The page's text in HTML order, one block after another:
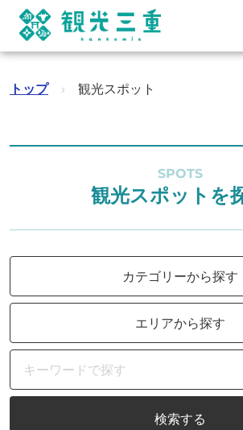
トップ › 観光スポット
SPOTS
観光スポットを
カテゴリーから探す
エリアから探す
検索する